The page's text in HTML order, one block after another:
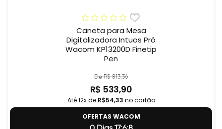
Caneta para Mesa
Digitalizadora Intuos Pró
Wacom KP13200D Finetip
Pen
De R$ 813,36
R$ 533,90
Até 12x de R$54,33 no cartão
OFERTAS WACOM